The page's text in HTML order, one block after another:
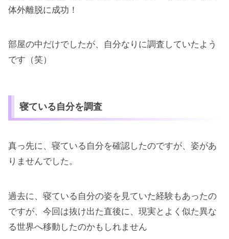
体外離脱に成功！
部屋の中だけでしたが、自分なりに調査していたよう
です（笑）
寝ている自分を調査
真っ先に、寝ている自分を確認したのですが、姿があ
りませんでした。
過去に、寝ている自分の姿を見ていた経験もあったの
ですが、今回は抜け出た直後に、現実とよく似た異な
る世界へ移動したのかもしれません